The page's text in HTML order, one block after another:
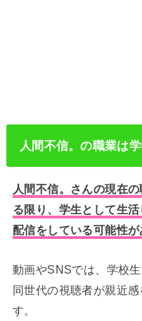
人間不信。の職業は
人間不信。さんの現在
る限り、学生として生
配信をしている可能性が
動画やSNSでは、学校
同世代の視聴者が親近
す。